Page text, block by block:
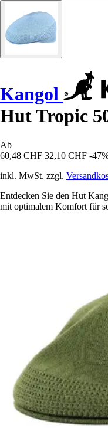
Kangol
Hut Tropic
Ab
60,48 CHF 32,10 CHF -
inkl. MwSt. zzgl.
Entdecken Sie den Hut
mit optimalem Komfort für